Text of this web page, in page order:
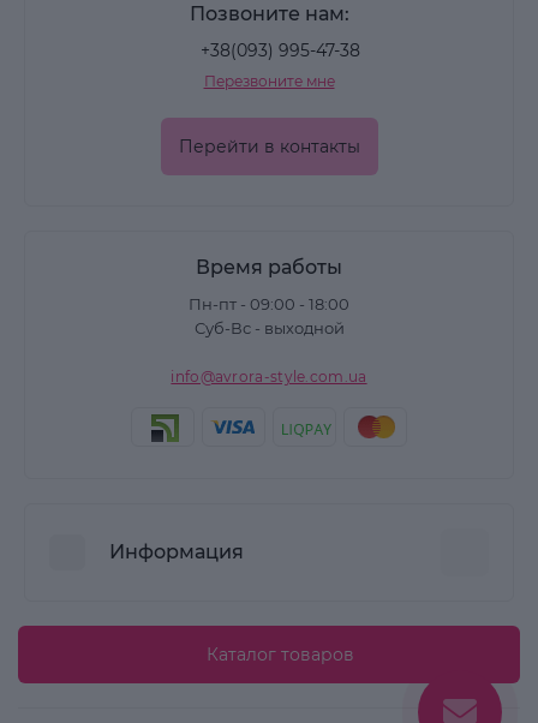
Позвоните нам:
+38(093) 995-47-38
Перезвоните мне
Перейти в контакты
Время работы
Пн-пт - 09:00 - 18:00
Суб-Вс - выходной
info@avrora-style.com.ua
Информация
Пользовательское соглашение
Каталог товаров